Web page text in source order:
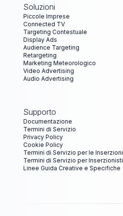
Soluzioni
Piccole Imprese
Connected TV
Targeting Contestuale
Display Ads
Audience Targeting
Retargeting
Marketing Meteorologico
Video Advertising
Audio Advertising
Supporto
Documentazione
Termini di Servizio
Privacy Policy
Cookie Policy
Termini di Servizio per le Inserzioni
Termini di Servizio per Inserzionisti
Linee Guida Creative e Specifiche